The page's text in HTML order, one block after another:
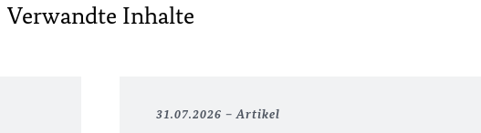
Verwandte Inhalte
31.07.2026 Artikel